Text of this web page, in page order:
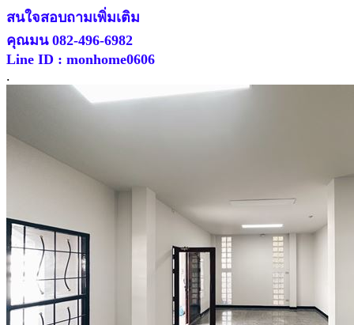
สนใจสอบถามเพิ่มเติม
คุณมน 082-496-6982
Line ID : monhome0606
.